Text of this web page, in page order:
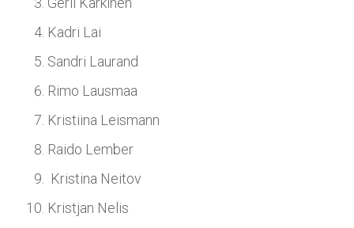
Kadri Lai
Sandri Laurand
Rimo Lausmaa
Kristiina Leismann
Raido Lember
Kristina Neitov
Kristjan Nelis